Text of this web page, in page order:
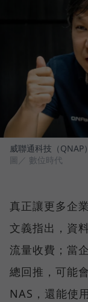
威聯通科技（
圖／ 數位時代
真正讓更多企
文義指出，資
流量收費；當
總回推，可能
NAS，還能使